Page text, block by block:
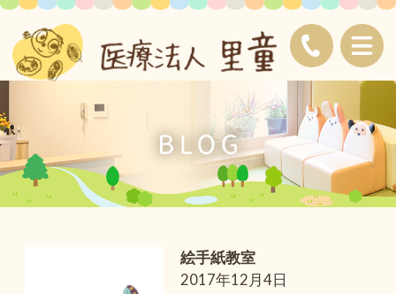
絵手紙教室
2017年12月4日